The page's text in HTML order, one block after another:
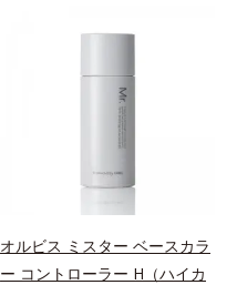
オルビス ミスター ベースカラ
ー コントローラー H（ハイカ